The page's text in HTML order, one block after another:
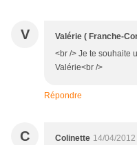
V Valérie ( Franche-
<br /> Je te souhaite
Valérie<br />
Répondre
C Colinette 14/04/